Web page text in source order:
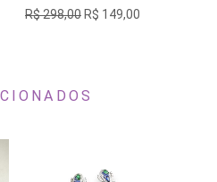
As
na
página
R$298,00OR$ 149,00